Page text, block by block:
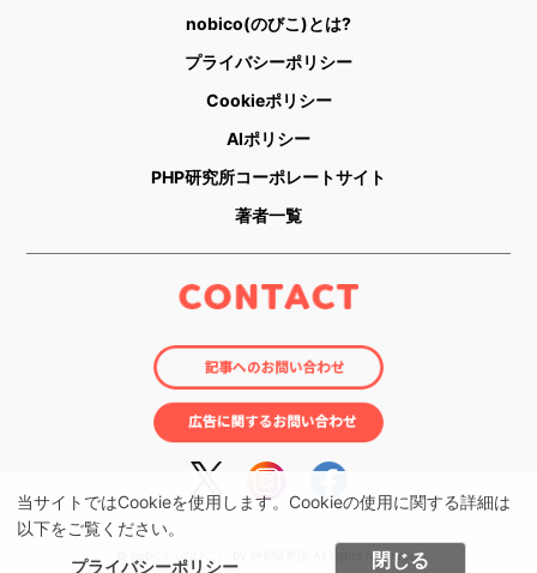
当サイトではCookieを使用します。Cookieの使用に関する詳細は
以下をご覧ください。
プライバシーポリシー
閉じる
nobico(のびこ)とは?
プライバシーポリシー
Cookieポリシー
AIポリシー
PHP研究所コーポレートサイト
著者一覧
© nobico（のびこ） by PHP研究所 All rights reserved.